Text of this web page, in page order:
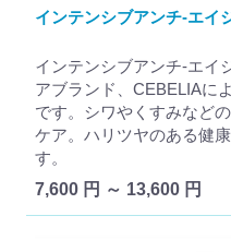
インテンシブアンチ-エイ
インテンシブアンチ-エイ
アブランド、CEBELIAに
です。シワやくすみなど
ケア。ハリツヤのある健
す。
7,600 円 ～ 13,600 円